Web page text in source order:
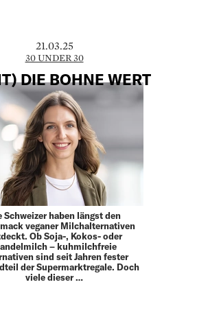
21.03.25
30 UNDER 30
DIE BOHNE WERT
Schweizer haben längst den
veganer Milchalternativen
Ob Soja-, Kokos- oder
– kuhmilchfreie
sind seit Jahren fester
der Supermarktregale. Doch
viele dieser …